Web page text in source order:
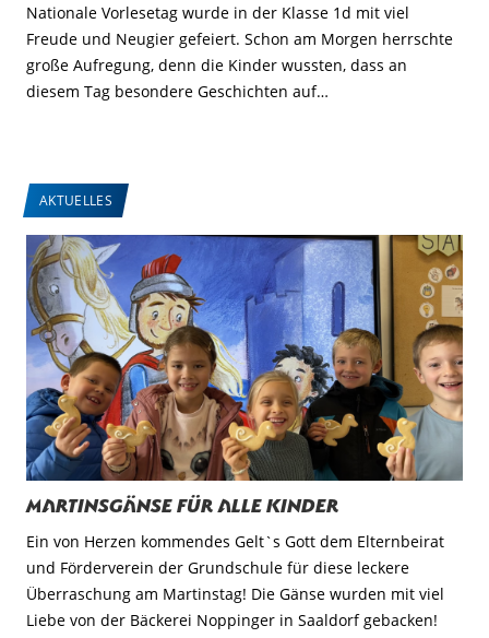
Nationale Vorlesetag wurde in der Klasse 1d mit viel
Freude und Neugier gefeiert. Schon am Morgen herrschte
große Aufregung, denn die Kinder wussten, dass an
diesem Tag besondere Geschichten auf…
AKTUELLES
Martinsgänse für alle Kinder
Ein von Herzen kommendes Gelt`s Gott dem Elternbeirat
und Förderverein der Grundschule für diese leckere
Überraschung am Martinstag! Die Gänse wurden mit viel
Liebe von der Bäckerei Noppinger in Saaldorf gebacken!